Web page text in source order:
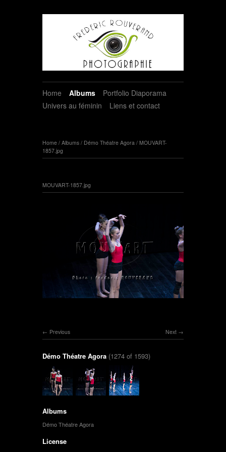
Home Albums
Portfolio Diaporama
Univers au féminin
Liens et contact
Home / Albums / Démo Théatre Agora / MOUVART-
1857.jpg
MOUVART-1857.jpg
Next
Previous
Démo Théatre Agora (1274 of 1593)
Albums
Démo Théatre Agora
License